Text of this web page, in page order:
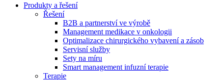
Produktový katalog​
Objevte naše produkty. Navštivte produktový katalog B.
Braun s našim kompletním produktovým portfoliem.
Produkty a řešení
Řešení
B2B a partnerství ve výrobě
Management medikace v onkologii
Optimalizace chirurgického vybavení a zásob
Servisní služby
Sety na míru
Smart management infuzní terapie​
Terapie